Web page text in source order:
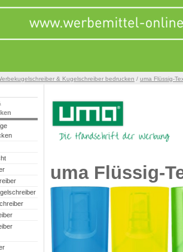
& Kugelschreiber bedrucken / uma Flüssig-
uma Flüssig-